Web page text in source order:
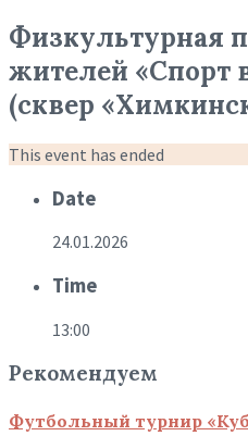
Физкультурная
жителей «Спорт
(сквер
This event has ended
Date
24.01.2026
Time
13:00
Рекомендуем
Футбольный турнир